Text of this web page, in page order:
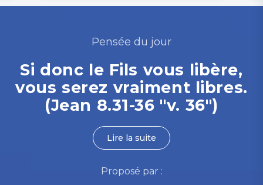
Pensée du jour
Si donc le Fils vous libère,
vous serez vraiment libres.
(Jean 8.31-36 "v. 36")
Lire la suite
Proposé par :